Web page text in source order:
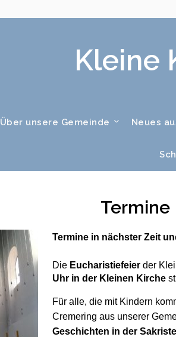
Kleine
Über unsere Gemeinde Neues
Termine
Termine in nächster Zeit
Die Eucharistiefeier der
Uhr in der Kleinen Kirche
Für alle, die mit Kindern
Cremering aus unserer
Geschichten in der